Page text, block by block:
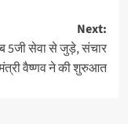
Next:
5जी सेवा से जुड़े, संचार
वैष्णव ने की शुरुआत